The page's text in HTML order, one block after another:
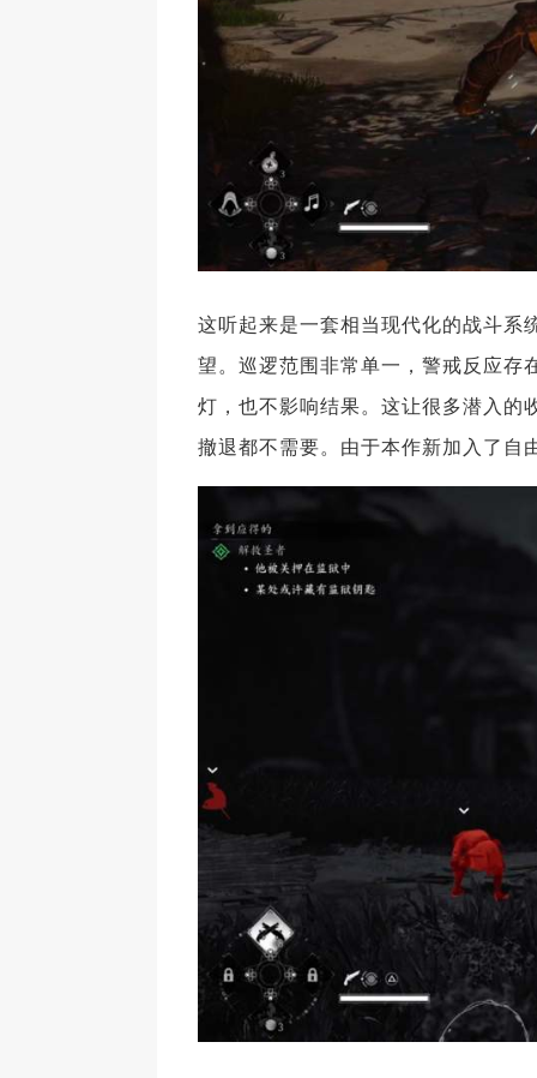
这听起来是一套相当现代化的战斗系
望。巡逻范围非常单一，警戒反应存
灯，也不影响结果。这让很多潜入的
撤退都不需要。由于本作新加入了自